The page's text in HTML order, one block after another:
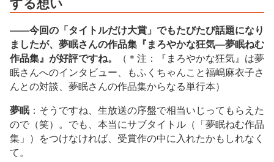
――今回の「タイトルだけ大賞」でもたびたび話題になり
ましたが、夢眠さんの作品集『まろやかな狂気―夢眠ねむ
作品集』が好評ですね。
（＊注：『まろやかな狂気』は夢
眠さんへのインタビュー、もふくちゃんこと福嶋麻衣子さ
んとの対談、夢眠さんの作品集からなる単行本）
夢眠：そうですね、生放送の序盤で相当いじってもらえた
ので（笑）。でも、本当にサブタイトル（「夢眠ねむ作品
集」）をつけなければ、受賞作の中に入れたかもしれなく
て。